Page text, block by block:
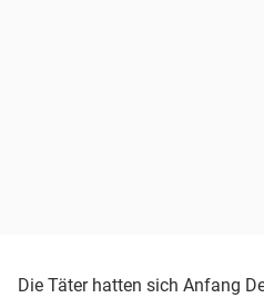
Die Täter hatten sich Anfang